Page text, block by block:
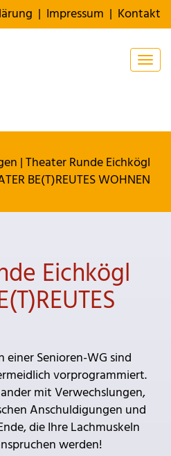
| Impressum | Kontakt
|Theater Runde Eichkögl
BE(T)REUTES WOHNEN
Eichkögl
einer Senioren-WG sind
vorprogrammiert.
mit Verwechslungen,
Anschuldigungen und
die Ihre Lachmuskeln
werden!